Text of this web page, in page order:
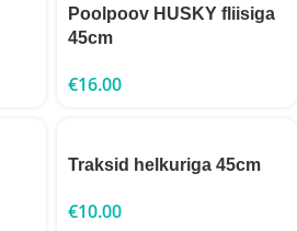
Poolpoov HUSKY fliisiga
45cm
€16.00
Traksid helkuriga 45cm
€10.00